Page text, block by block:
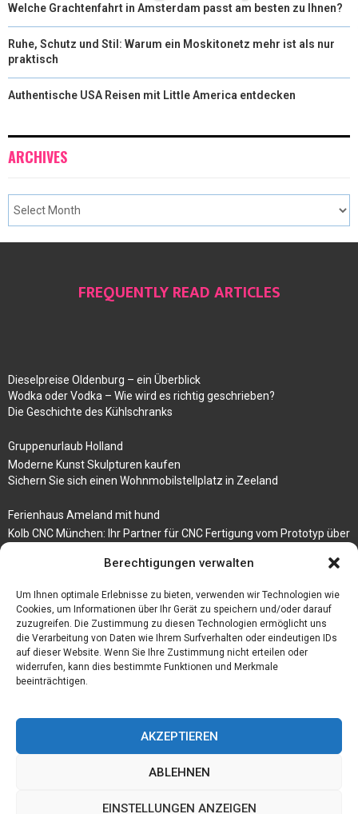
Berechtigungen verwalten
Um Ihnen optimale Erlebnisse zu bieten, verwenden wir Technologien wie
Cookies, um Informationen über Ihr Gerät zu speichern und/oder darauf
zuzugreifen. Die Zustimmung zu diesen Technologien ermöglicht uns
die Verarbeitung von Daten wie Ihrem Surfverhalten oder eindeutigen IDs
auf dieser Website. Wenn Sie Ihre Zustimmung nicht erteilen oder
widerrufen, kann dies bestimmte Funktionen und Merkmale
beeinträchtigen.
AKZEPTIEREN
ABLEHNEN
EINSTELLUNGEN ANZEIGEN
Welche Grachtenfahrt in Amsterdam passt am besten zu Ihnen?
Ruhe, Schutz und Stil: Warum ein Moskitonetz mehr ist als nur
praktisch
Authentische USA Reisen mit Little America entdecken
ARCHIVES
FREQUENTLY READ ARTICLES
Dieselpreise Oldenburg – ein Überblick
Wodka oder Vodka – Wie wird es richtig geschrieben?
Die Geschichte des Kühlschranks
Gruppenurlaub Holland
Moderne Kunst Skulpturen kaufen
Sichern Sie sich einen Wohnmobilstellplatz in Zeeland
Ferienhaus Ameland mit hund
Kolb CNC München: Ihr Partner für CNC Fertigung vom Prototyp über
Branchenbuch Krefeld